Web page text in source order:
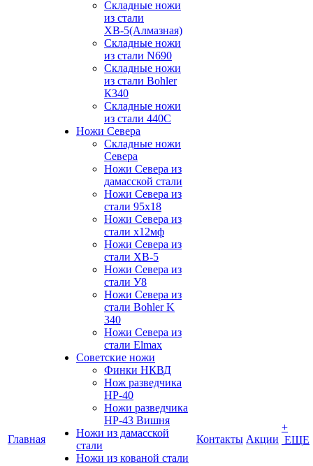
Главная
Складные ножи
из стали
ХВ-5(Алмазная)
Складные ножи
из стали N690
Складные ножи
из стали Bohler
К340
Складные ножи
из стали 440С
Ножи Севера
Складные ножи
Севера
Ножи Севера из
дамасской стали
Ножи Севера из
стали 95х18
Ножи Севера из
стали х12мф
Ножи Севера из
стали ХВ-5
Ножи Севера из
стали У8
Ножи Севера из
стали Bohler K
340
Ножи Севера из
стали Elmax
Советские ножи
Финки НКВД
Нож разведчика
НР-40
Ножи разведчика
НР-43 Вишня
Ножи из дамасской
стали
Ножи из кованой стали
Контакты Акции
+
ЕЩЕ